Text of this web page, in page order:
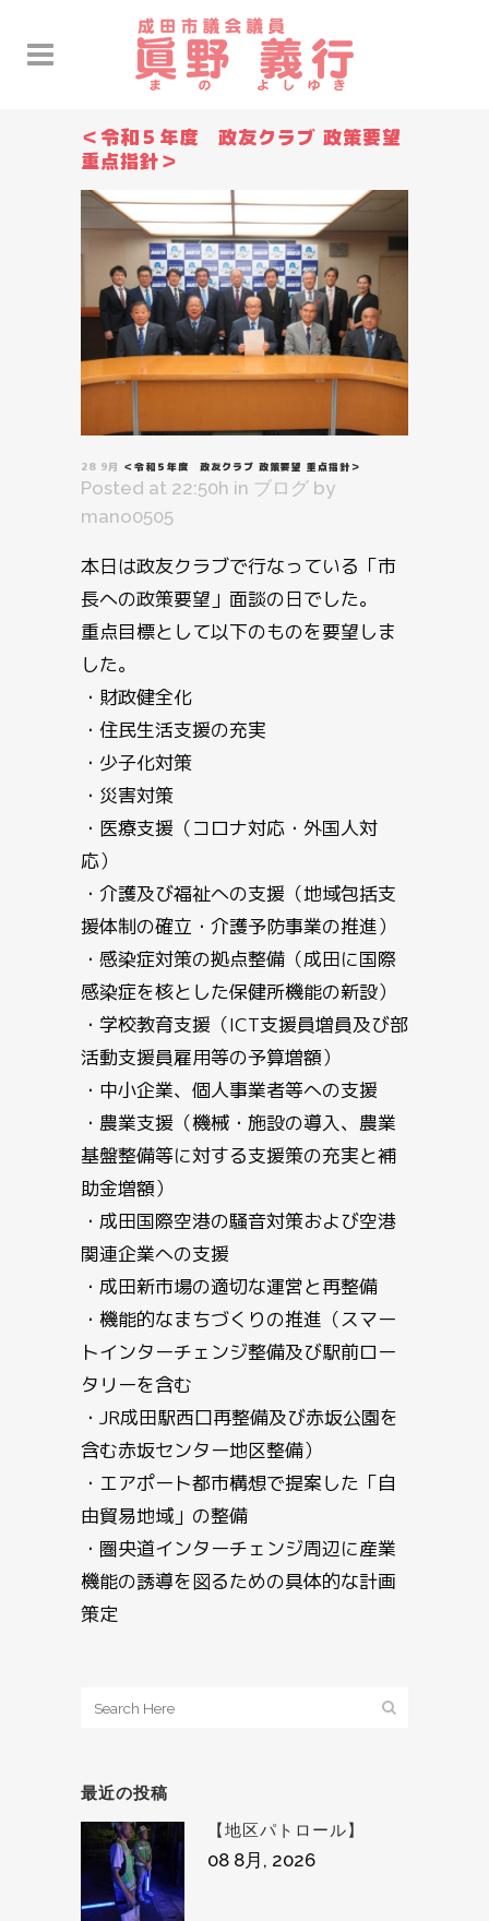
＜令和５年度 政友クラブ 政策要望
重点指針＞
28 9月 ＜令和５年度 政友クラブ 政策要望 重点指針＞
Posted at 22:50h in ブログ by
mano0505
本日は政友クラブで行なっている「市
長への政策要望」面談の日でした。
重点目標として以下のものを要望しま
した。
・財政健全化
・住民生活支援の充実
・少子化対策
・災害対策
・医療支援（コロナ対応・外国人対
応）
・介護及び福祉への支援（地域包括支
援体制の確立・介護予防事業の推進）
・感染症対策の拠点整備（成田に国際
感染症を核とした保健所機能の新設）
・学校教育支援（ICT支援員増員及び部
活動支援員雇用等の予算増額）
・中小企業、個人事業者等への支援
・農業支援（機械・施設の導入、農業
基盤整備等に対する支援策の充実と補
助金増額）
・成田国際空港の騒音対策および空港
関連企業への支援
・成田新市場の適切な運営と再整備
・機能的なまちづくりの推進（スマー
トインターチェンジ整備及び駅前ロー
タリーを含む
・JR成田駅西口再整備及び赤坂公園を
含む赤坂センター地区整備）
・エアポート都市構想で提案した「自
由貿易地域」の整備
・圏央道インターチェンジ周辺に産業
機能の誘導を図るための具体的な計画
策定
最近の投稿
【地区パトロール】
08 8月, 2026